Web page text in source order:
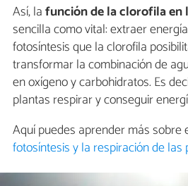
Así, lafunción de la clorofila en
sencilla como vital: extraer
fotosíntesis que la clorofila
transformar la combinación de
en oxígeno y carbohidratos. Es
plantas respirar y conseguir
Aquí puedes aprender más sobre
fotosíntesis y la respiración de las